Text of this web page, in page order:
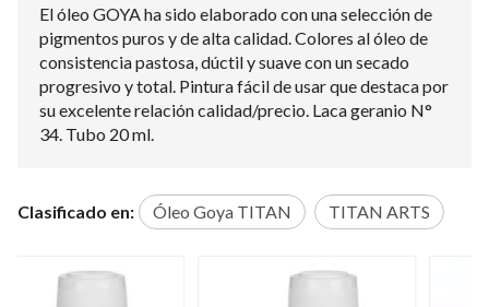
El óleo GOYA ha sido elaborado con una selección de
pigmentos puros y de alta calidad. Colores al óleo de
consistencia pastosa, dúctil y suave con un secado
progresivo y total. Pintura fácil de usar que destaca por
su excelente relación calidad/precio. Laca geranio N°
34. Tubo 20 ml.
Clasificado en: Óleo Goya TITAN TITAN ARTS